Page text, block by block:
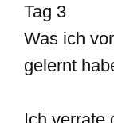
Tag 3
Was ich
gelernt